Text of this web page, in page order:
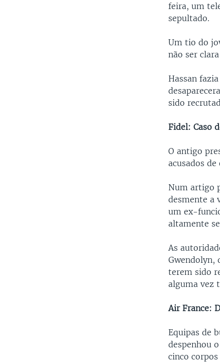
feira, um
sepultado.
Um tio do
não ser
Hassan
sido
Fidel: Caso
O antigo
acusados
Num artigo
desmente a
um ex-
altamente
As
Gwendolyn,
terem sido
alguma vez
Air France:
Equipas de
despenhou
cinco